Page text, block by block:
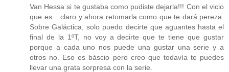
Van Hessa si te gustaba como pudiste dejarla!!! Con el vicio
que es... claro y ahora retomarla como que te dará pereza.
Sobre Galáctica, solo puedo decirte que aguantes hasta el
final de la 1ºT, no voy a decirte que te tiene que gustar
porque a cada uno nos puede una gustar una serie y a
otros no. Eso es báscio pero creo que todavía te puedes
llevar una grata sorpresa con la serie.